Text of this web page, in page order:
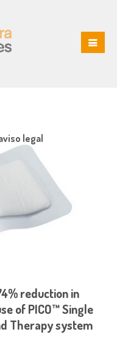
reduction in
of PICO™ Single
Therapy system
legal